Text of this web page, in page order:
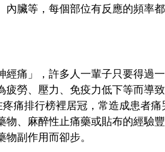
臟等，每個部位有反應的頻率都
經痛」，許多人一輩子只要得過
疲勞、壓力、免疫力低下等而導
痛排行榜裡居冠，常造成患者痛
物、麻醉性止痛藥或貼布的經驗
副作用而卻步。